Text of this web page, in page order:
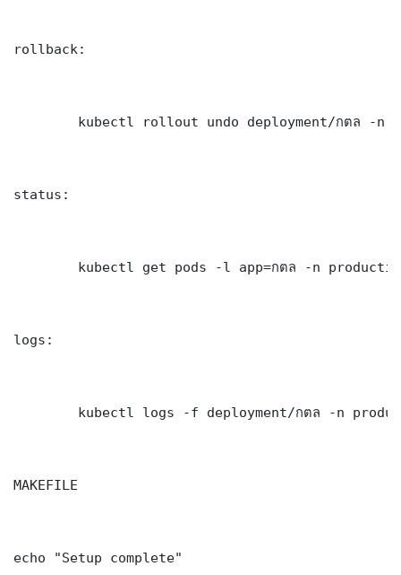
rollback:
status:
logs:
MAKEFILE
echo "Setup complete"